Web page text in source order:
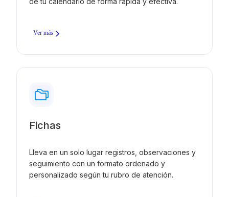
Ver más
Fichas
Lleva en un solo lugar registros, observaciones y
seguimiento con un formato ordenado y
personalizado según tu rubro de atención.